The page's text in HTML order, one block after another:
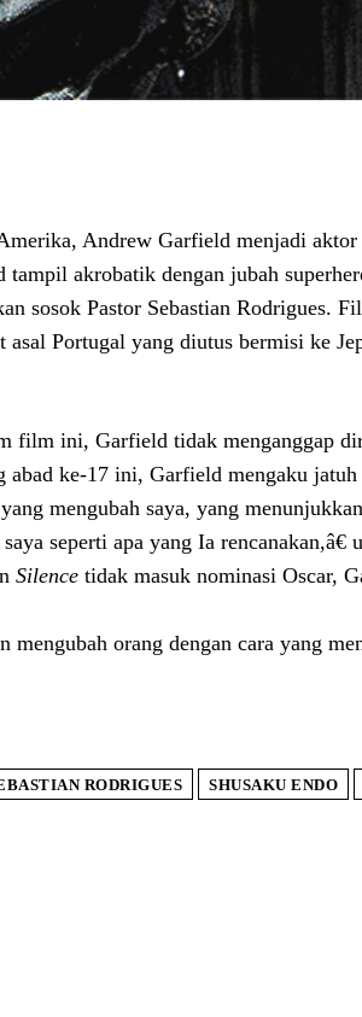
Andrew Garfield menjadi aktor
tampil akrobatik dengan jubah
sosok Pastor Sebastian Rodrigues.
Portugal yang diutus bermisi ke
film ini, Garfield tidak menganggap
ke-17 ini, Garfield mengaku
mengubah saya, yang
seperti apa yang Ia rencanakan,â€
Silence tidak masuk nominasi Oscar,
orang dengan cara yang
RODRIGUES SHUSAKU ENDO